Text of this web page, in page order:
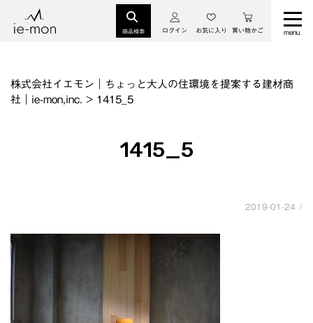
商品検索 ログイン お気に入り 買い物かご
株式会社イエモン｜ちょっと大人の住環境を提案する建材商
社｜ie-mon,inc. > 1415_5
1415_5
2019-01-24 /